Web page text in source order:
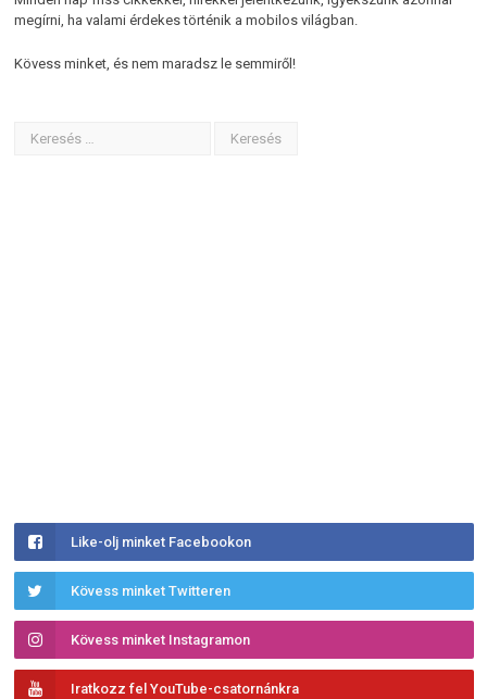
megírni, ha valami érdekes történik a mobilos világban.
Kövess minket, és nem maradsz le semmiről!
Like-olj minket Facebookon
Kövess minket Twitteren
Kövess minket Instagramon
Iratkozz fel YouTube-csatornánkra